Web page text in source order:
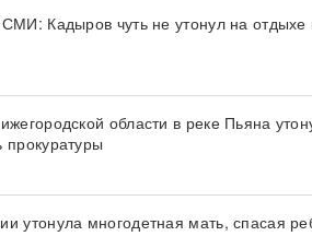
Кадыров чуть не утонул на
области в реке Пьяна
прокуратуры
утонула многодетная мать, спасая